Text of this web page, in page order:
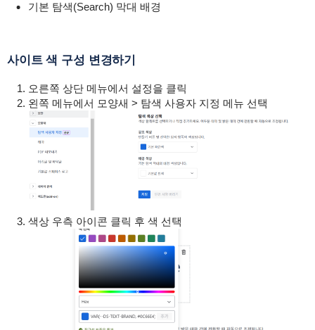
기본 탐색(Search) 막대 배경
사이트 색 구성 변경하기
오른쪽 상단 메뉴에서 설정을 클릭
왼쪽 메뉴에서 모양새 > 탐색 사용자 지정 메뉴 선택
색상 우측 아이콘 클릭 후 색 선택